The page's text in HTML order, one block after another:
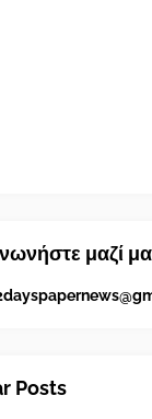
μαζί
Posts